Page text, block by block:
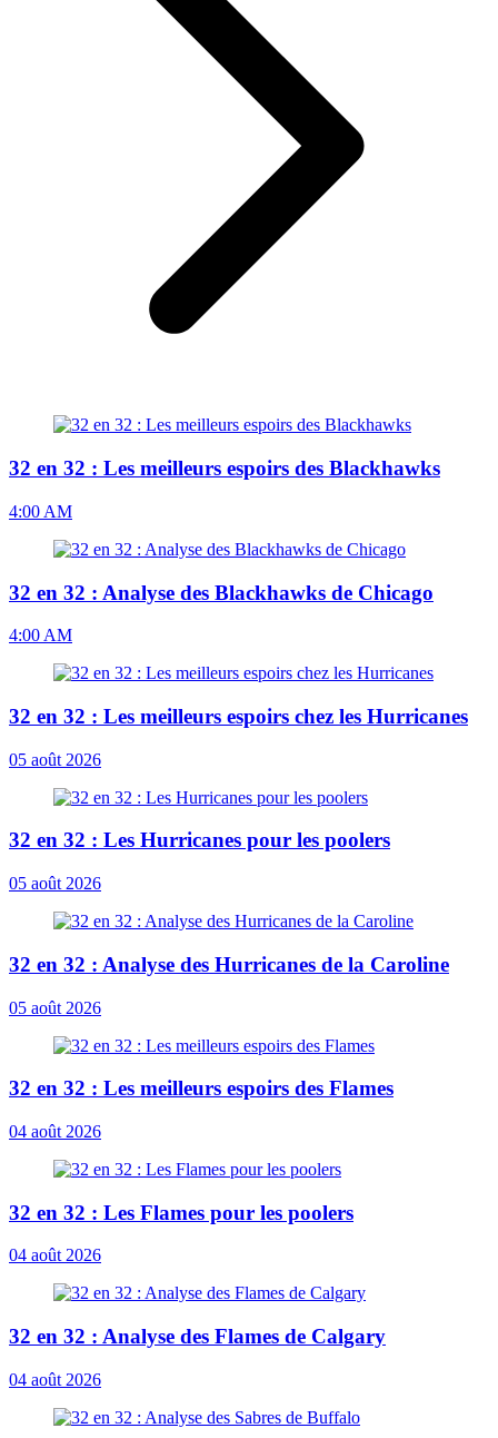
32 en 32 : Les meilleurs espoirs des Blackhawks
4:00 AM
32 en 32 : Analyse des Blackhawks de Chicago
4:00 AM
32 en 32 : Les meilleurs espoirs chez les Hurricanes
05 août 2026
32 en 32 : Les Hurricanes pour les poolers
05 août 2026
32 en 32 : Analyse des Hurricanes de la Caroline
05 août 2026
32 en 32 : Les meilleurs espoirs des Flames
04 août 2026
32 en 32 : Les Flames pour les poolers
04 août 2026
32 en 32 : Analyse des Flames de Calgary
04 août 2026